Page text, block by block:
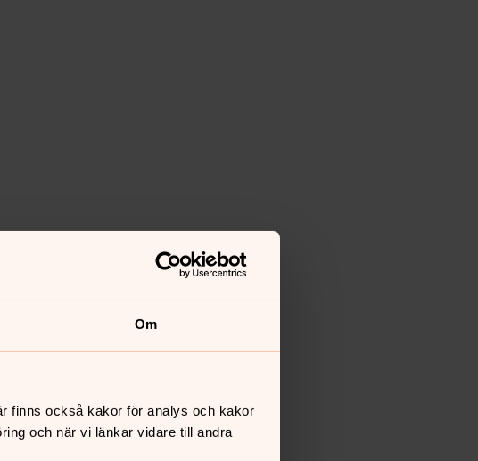
Om
finns också kakor för analys och kakor
och när vi länkar vidare till andra